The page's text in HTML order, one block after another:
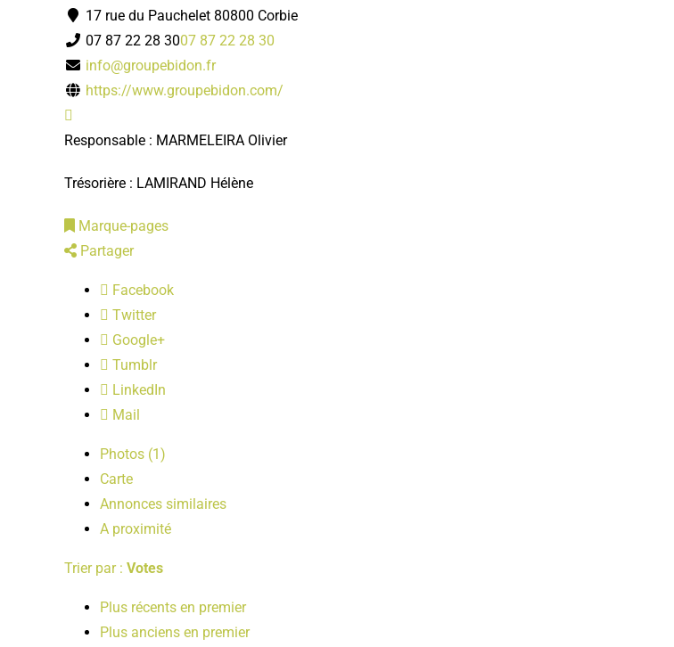
17 rue du Pauchelet 80800 Corbie
07 87 22 28 3007 87 22 28 30
info@groupebidon.fr
https://www.groupebidon.com/
Responsable : MARMELEIRA Olivier
Trésorière : LAMIRAND Hélène
Marque-pages
Partager
Facebook
Twitter
Google+
Tumblr
LinkedIn
Mail
Photos (1)
Carte
Annonces similaires
A proximité
Trier par : Votes
Plus récents en premier
Plus anciens en premier